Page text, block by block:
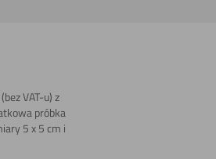
VAT-u) z
próbka
5 x 5 cm i